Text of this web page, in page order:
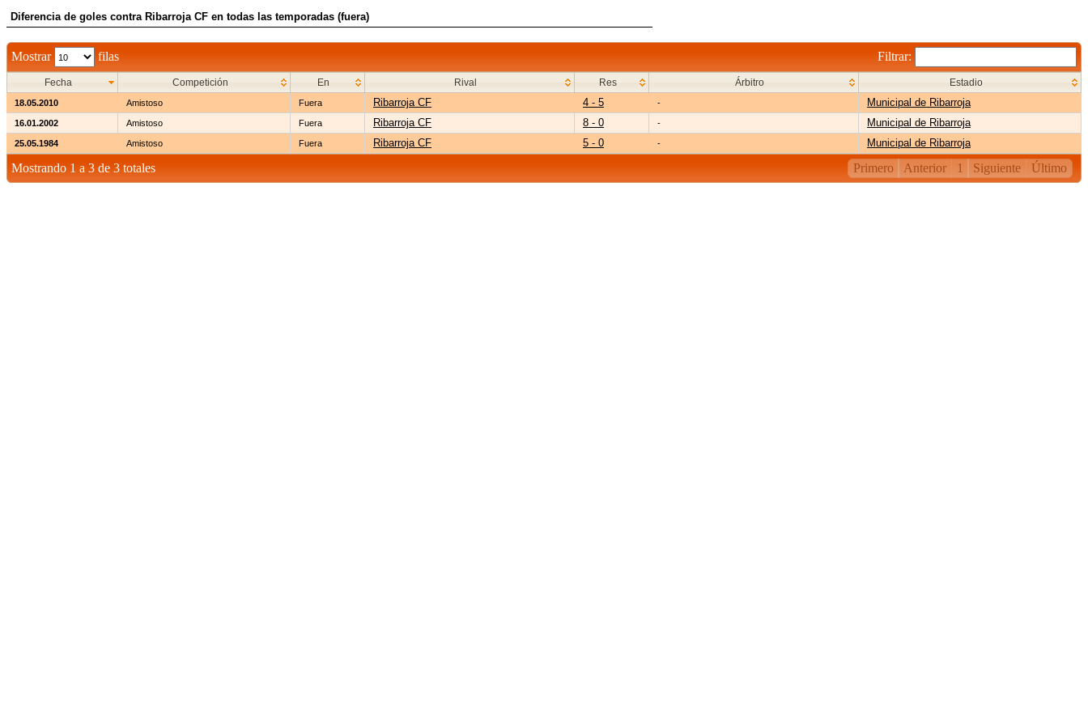
Diferencia de goles contra Ribarroja CF en todas las temporadas (fuera)
Mostrar filas Filtrar:
Fecha Competición En Rival Res Árbitro Estadio
18.05.2010 Amistoso Fuera Ribarroja CF 4 - 5 - Municipal de Ribarroja
16.01.2002 Amistoso Fuera Ribarroja CF 8 - 0 - Municipal de Ribarroja
25.05.1984 Amistoso Fuera Ribarroja CF 5 - 0 - Municipal de Ribarroja
Mostrando 1 a 3 de 3 totales Primero Anterior 1 Siguiente Último